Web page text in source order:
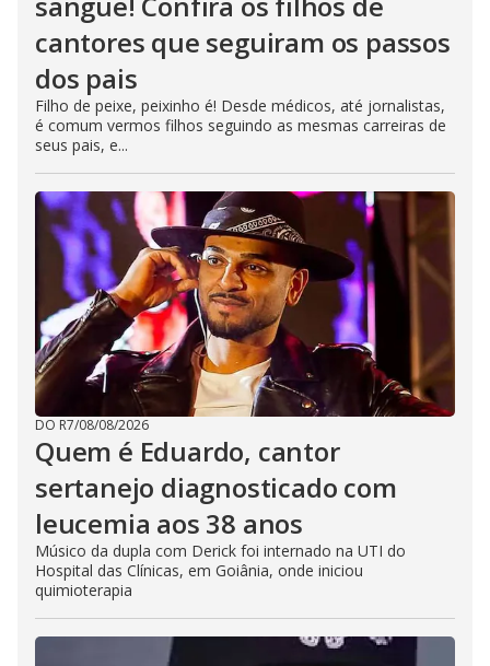
cantores que seguiram os passos
dos pais
Filho de peixe, peixinho é! Desde médicos, até jornalistas,
é comum vermos filhos seguindo as mesmas carreiras de
seus pais, e...
DO R7/08/08/2026
Quem é Eduardo, cantor
sertanejo diagnosticado com
leucemia aos 38 anos
Músico da dupla com Derick foi internado na UTI do
Hospital das Clínicas, em Goiânia, onde iniciou
quimioterapia